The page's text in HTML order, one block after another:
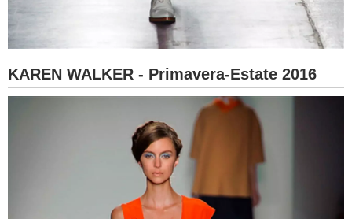
KAREN WALKER - Primavera-Estate 2016